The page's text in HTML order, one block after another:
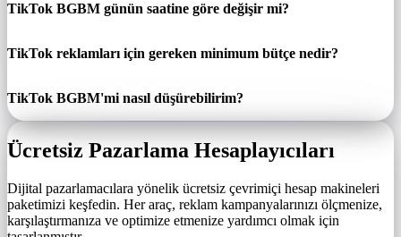
TikTok BGBM günün saatine göre değişir mi?
TikTok reklamları için gereken minimum bütçe nedir?
TikTok BGBM'mi nasıl düşürebilirim?
Ücretsiz Pazarlama Hesaplayıcıları
Dijital pazarlamacılara yönelik ücretsiz çevrimiçi hesap makineleri
paketimizi keşfedin. Her araç, reklam kampanyalarınızı ölçmenize,
karşılaştırmanıza ve optimize etmenize yardımcı olmak için